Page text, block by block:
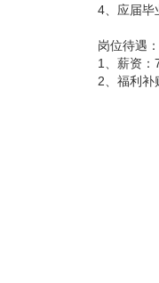
4、应届毕
岗位待遇：
1、薪资：
2、福利补